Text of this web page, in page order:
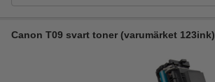
Canon T09 svart toner (varumärket 123ink)